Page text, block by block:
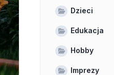
Dzieci
Edukacja
Hobby
Imprezy